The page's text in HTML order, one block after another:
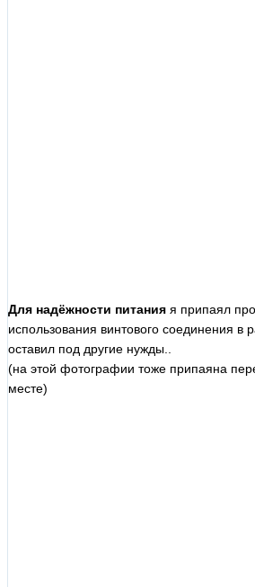
Для надёжности питания я припаял
использования винтового соединения в
оставил под другие нужды..
(на этой фотографии тоже припаяна
месте)